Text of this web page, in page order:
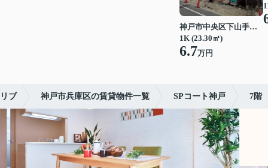
神戸市中央区下山手通７丁目
1K (23.30㎡)
6.7万円
ブ 神戸市兵庫区の賃貸物件一覧 SPコート神戸 7階